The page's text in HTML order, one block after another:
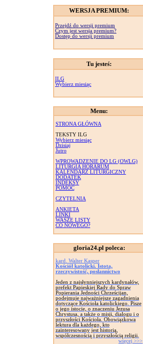
WERSJA PREMIUM:
Przejdź do wersji premium
Czym jest wersja premium?
Dostęp do wersji premium
Tu jesteś:
ILG
Wybierz miesiąc
Menu:
STRONA GŁÓWNA
TEKSTY ILG
Wybierz miesiąc
Dzisiaj
Jutro
WPROWADZENIE DO LG (OWLG)
LITURGIA HORARUM
KALENDARZ LITURGICZNY
DODATEK
INDEKSY
POMOC
CZYTELNIA
ANKIETA
LINKI
WASZE LISTY
CO NOWEGO?
gloria24.pl poleca:
kard. Walter Kasper
Kościół katolicki. Istota,
rzeczywistość, posłannictwo
Jeden z najsłynniejszych kardynałów,
prefekt Papieskiej Rady do Spraw
Popierania Jedności Chrześcijan,
podejmuje najważniejsze zagadnienia
dotyczące Kościoła katolickiego. Pisze
o jego istocie, o znaczeniu Jezusa
Chrystusa, a także o misji, dialogu i o
przyszłości Kościoła. Obowiązkowa
lektura dla każdego, kto
zainteresowany jest historią,
współczesnością i przyszłością religii.
więcej >>>